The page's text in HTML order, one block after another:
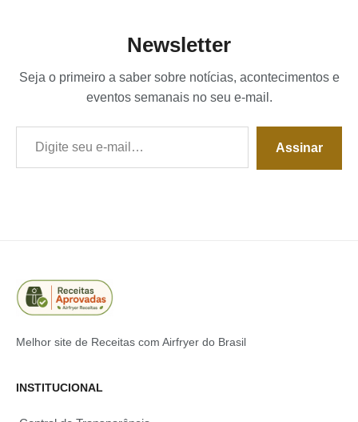
Newsletter
Seja o primeiro a saber sobre notícias, acontecimentos e
eventos semanais no seu e-mail.
Digite seu e-mail…
Assinar
Melhor site de Receitas com Airfryer do Brasil
INSTITUCIONAL